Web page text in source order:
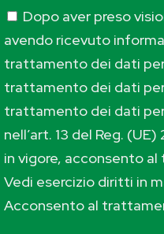
Dopo aver preso
avendo ricevuto
trattamento dei dati
trattamento dei dati
trattamento dei dati
nell’art. 13 del Reg.
in vigore, acconsento
Vedi esercizio diritti in
Acconsento al